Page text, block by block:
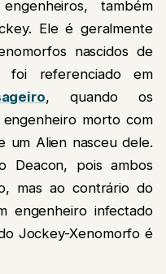
também
Ele é geralmente
nascidos de
foi referenciado em
, quando os
morto com
um Alien nasceu dele.
Deacon, pois ambos
mas ao contrário do
engenheiro infectado
Jockey-Xenomorfo é